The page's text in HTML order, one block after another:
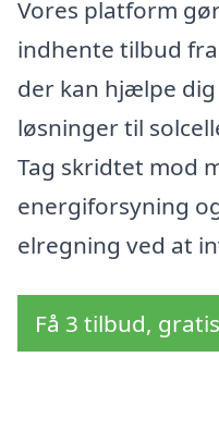
Vores platform
indhente tilbud
der kan hjælpe
løsninger til
Tag skridtet mod
energiforsyning
elregning ved at
Få 3 tilbud,